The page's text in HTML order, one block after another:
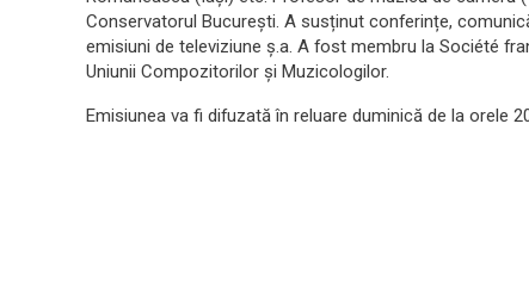
Conservatorul București. A susținut conferințe,
emisiuni de televiziune ș.a. A fost membru la Société
Uniunii Compozitorilor și Muzicologilor.
Emisiunea va fi difuzată în reluare duminică de la orele